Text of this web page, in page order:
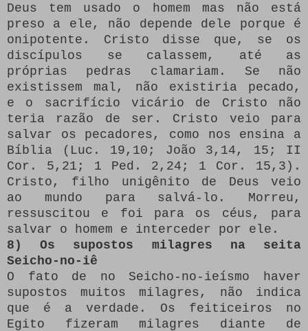
Deus tem usado o homem mas não está
preso a ele, não depende dele porque é
onipotente. Cristo disse que, se os
discípulos se calassem, até as
próprias pedras clamariam. Se não
existissem mal, não existiria pecado,
e o sacrifício vicário de Cristo não
teria razão de ser. Cristo veio para
salvar os pecadores, como nos ensina a
Bíblia (Luc. 19,10; João 3,14, 15; II
Cor. 5,21; 1 Ped. 2,24; 1 Cor. 15,3).
Cristo, filho unigênito de Deus veio
ao mundo para salvá-lo. Morreu,
ressuscitou e foi para os céus, para
salvar o homem e interceder por ele.
8) Os supostos milagres na seita
Seicho-no-iê
O fato de no Seicho-no-ieísmo haver
supostos muitos milagres, não indica
que é a verdade. Os feiticeiros no
Egito fizeram milagres diante de